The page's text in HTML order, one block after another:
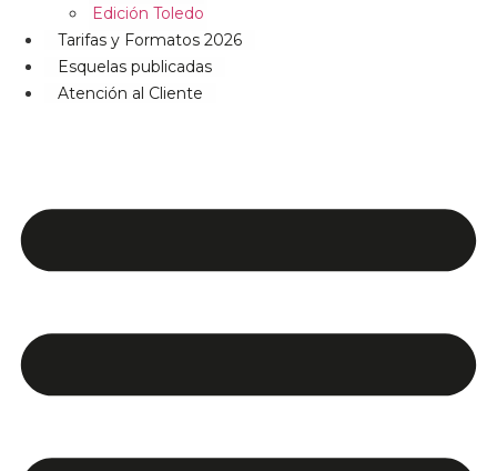
Edición Toledo
Tarifas y Formatos 2026
Esquelas publicadas
Atención al Cliente